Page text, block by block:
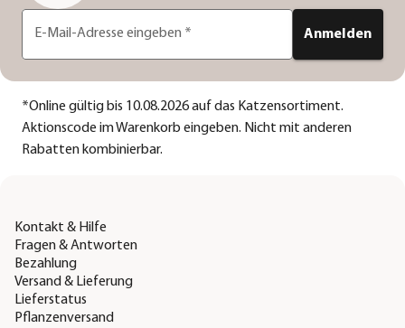
E-Mail-Adresse eingeben * Anmelden
*Online gültig bis 10.08.2026 auf das Katzensortiment.
Aktionscode im Warenkorb eingeben. Nicht mit anderen
Rabatten kombinierbar.
Kontakt & Hilfe
Fragen & Antworten
Bezahlung
Versand & Lieferung
Lieferstatus
Pflanzenversand